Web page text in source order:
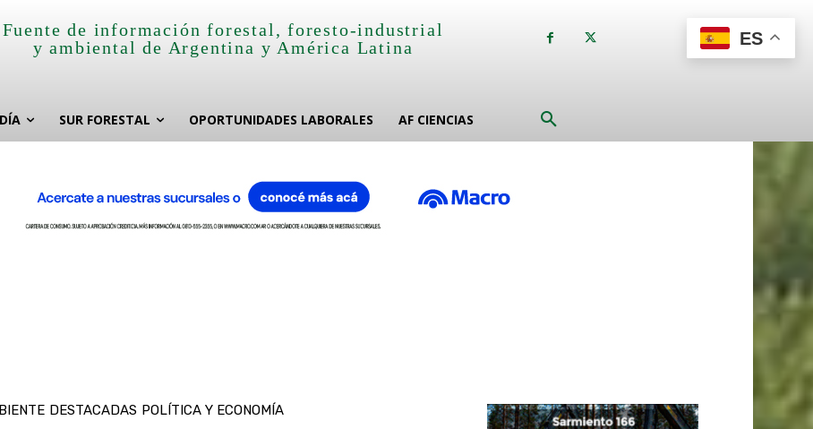
Fuente de información forestal, foresto-industrial
y ambiental de Argentina y América Latina
SUR FORESTAL OPORTUNIDADES LABORALES AF CIENCIAS
DESTACADAS POLÍTICA Y ECONOMÍA
ES